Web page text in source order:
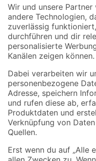
Der toom Newsletter: Keine
Zur Newsletter
Folge uns
Zahlungsarten
Sicher einkaufen